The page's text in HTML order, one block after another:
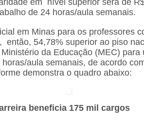
de 24 horas/aula semanais.
em Minas para os professores
então, 54,78% superior ao piso
da Educação (MEC) para
aula semanais, de acordo
demonstra o quadro abaixo:
beneficia 175 mil cargos